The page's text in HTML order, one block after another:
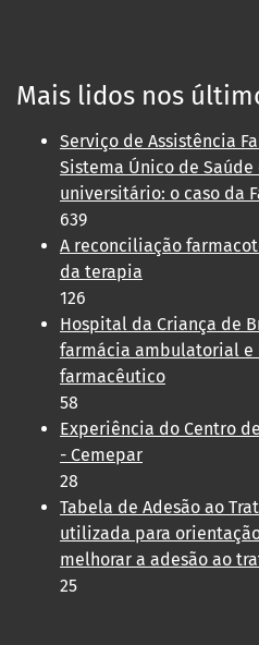
Mais lidos nos
Serviço de Assistência
Sistema Único de
universitário: o caso da
639
A reconciliação
da terapia
126
Hospital da Criança de
farmácia ambulatorial e
farmacêutico
58
Experiência do Centro
- Cemepar
28
Tabela de Adesão ao
utilizada para
melhorar a adesão ao
25